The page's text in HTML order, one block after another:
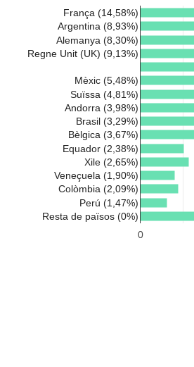
0
França (14,58%)
Argentina (8,93%)
Alemanya (8,30%)
Regne Unit (UK) (9,13%)
Mèxic (5,48%)
Suïssa (4,81%)
Andorra (3,98%)
Brasil (3,29%)
Bèlgica (3,67%)
Equador (2,38%)
Xile (2,65%)
Veneçuela (1,90%)
Colòmbia (2,09%)
Perú (1,47%)
Resta de països (0%)